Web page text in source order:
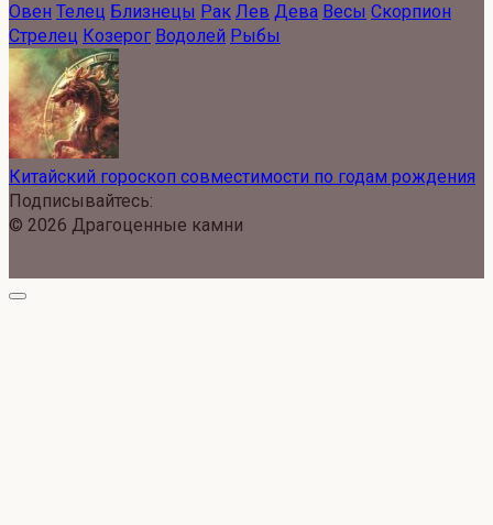
Овен Телец Близнецы Рак Лев Дева Весы Скорпион
Стрелец Козерог Водолей Рыбы
Китайский гороскоп совместимости по годам рождения
Подписывайтесь:
© 2026 Драгоценные камни